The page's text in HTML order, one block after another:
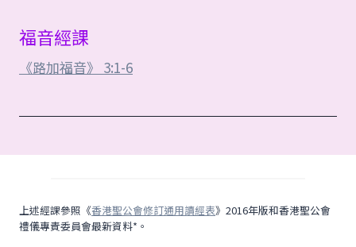
福音經課
《路加福音》 3:1-6
上述經課參照《香港聖公會修訂通用讀經表》2016年版和香港聖公會
禮儀專責委員會最新資料*。